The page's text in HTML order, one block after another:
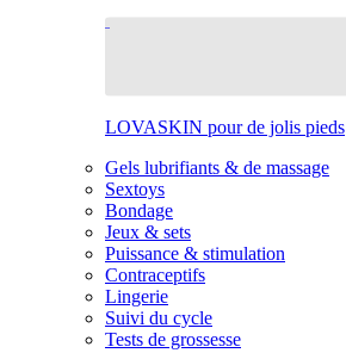
LOVASKIN pour de jolis pieds
Gels lubrifiants & de massage
Sextoys
Bondage
Jeux & sets
Puissance & stimulation
Contraceptifs
Lingerie
Suivi du cycle
Tests de grossesse